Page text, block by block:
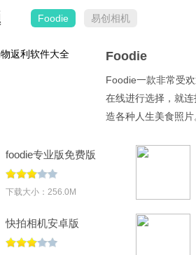
Foodie 易创相机
Foodie
Foodie一款非常受
在线进行选择，就
造各种人生美食照
foodie专业版免费版
v7.4.46
下载大小：256.0M
快拍相机安卓版
v1.1.6.105